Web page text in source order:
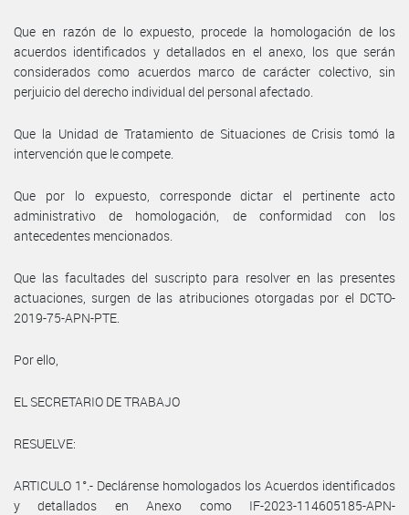
Que en razón de lo expuesto, procede la homologación de los
acuerdos identificados y detallados en el anexo, los que serán
considerados como acuerdos marco de carácter colectivo, sin
perjuicio del derecho individual del personal afectado.
Que la Unidad de Tratamiento de Situaciones de Crisis tomó la
intervención que le compete.
Que por lo expuesto, corresponde dictar el pertinente acto
administrativo de homologación, de conformidad con los
antecedentes mencionados.
Que las facultades del suscripto para resolver en las presentes
actuaciones, surgen de las atribuciones otorgadas por el DCTO-
2019-75-APN-PTE.
Por ello,
EL SECRETARIO DE TRABAJO
RESUELVE:
ARTICULO 1°.- Declárense homologados los Acuerdos identificados
y detallados en Anexo como IF-2023-114605185-APN-